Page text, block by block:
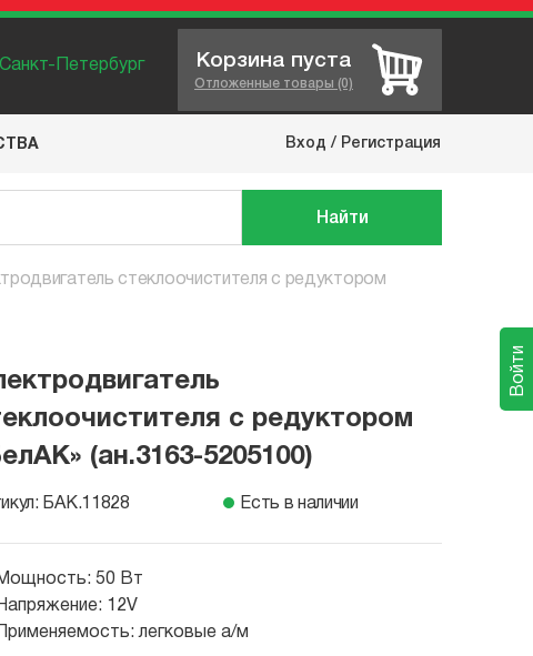
Санкт-Петербург Корзина пуста
Отложенные товары (0)
Вход / Регистрация
Найти
стеклоочистителя с редуктором
с редуктором
(ан.3163-5205100)
БАК.11828 Есть в наличии
50 Вт
12V
Применяемость: легковые а/м
Войти